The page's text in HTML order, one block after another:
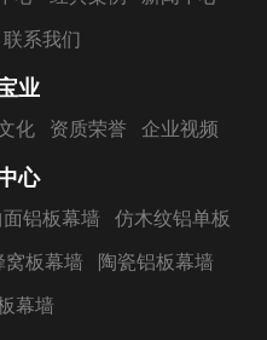
联系我们
业
化 资质荣誉 企业视频
心
面铝板幕墙 仿木纹铝单板
窝板幕墙 陶瓷铝板幕墙
幕墙